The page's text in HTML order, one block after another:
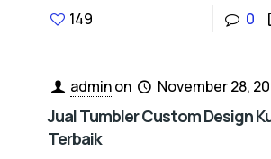
149 0
adminon November 28,
Jual Tumbler Custom Design
Terbaik